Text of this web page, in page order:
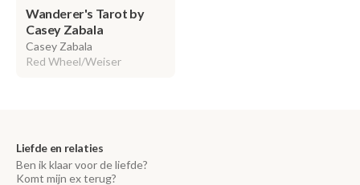
Wanderer's Tarot by
Casey Zabala
Casey Zabala
Red Wheel/Weiser
Liefde en relaties
Ben ik klaar voor de liefde?
Komt mijn ex terug?